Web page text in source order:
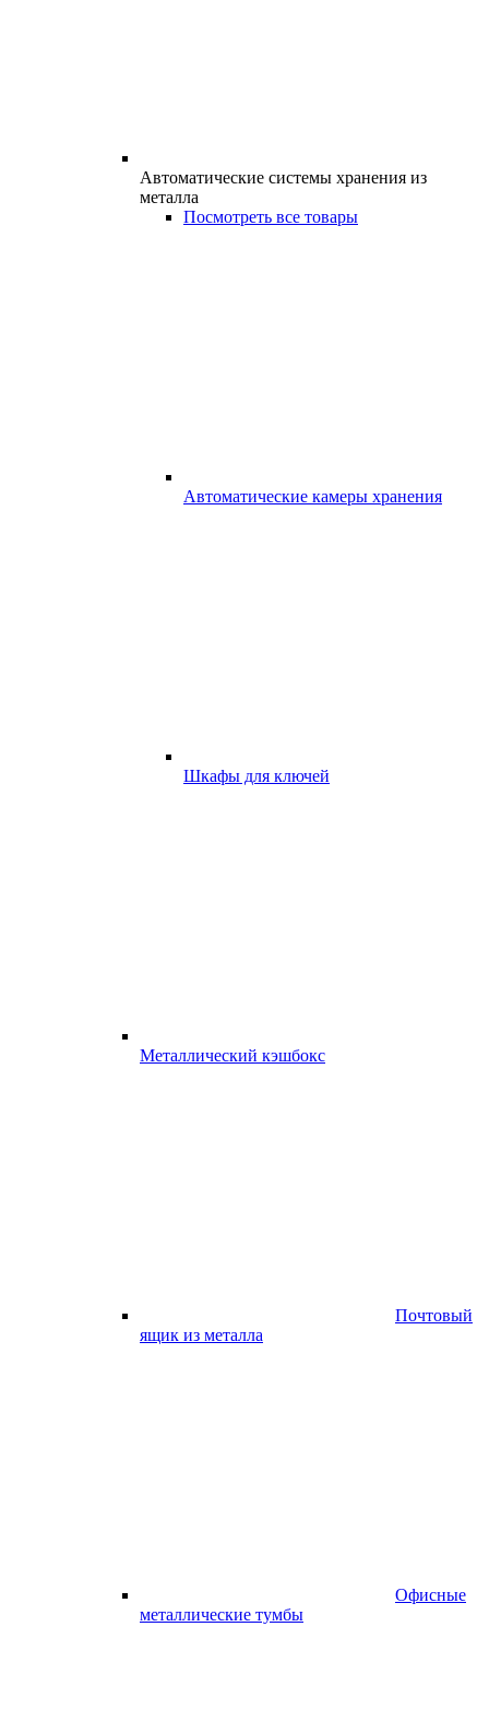
Автоматические системы хранения из
металла
Посмотреть все товары
Автоматические камеры хранения
Шкафы для ключей
Металлический кэшбокс
Почтовый
ящик из металла
Офисные
металлические тумбы